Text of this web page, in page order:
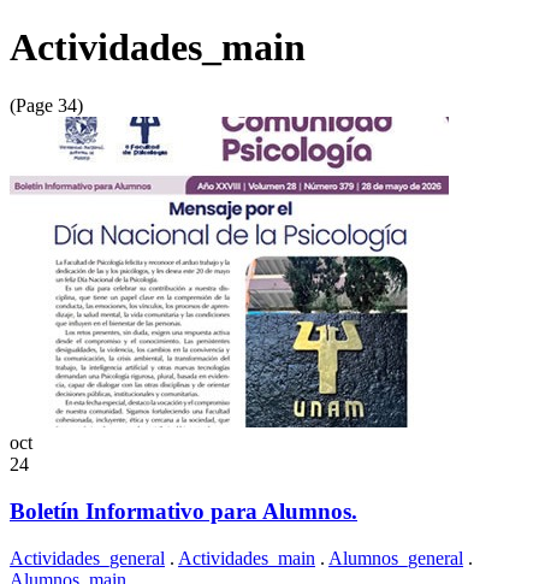
Actividades_main
(Page 34)
oct
24
Boletín Informativo para Alumnos.
Actividades_general . Actividades_main . Alumnos_general .
Alumnos_main